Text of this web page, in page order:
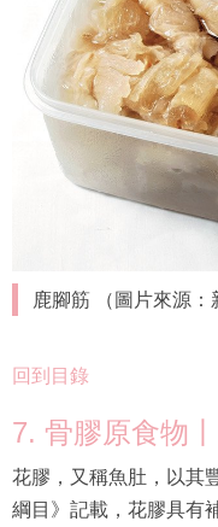
鹿腳筋 （圖片來源：
回到目錄
7. 骨膠原食物
花膠，又稱魚肚，以其
綱目》記載，花膠具有